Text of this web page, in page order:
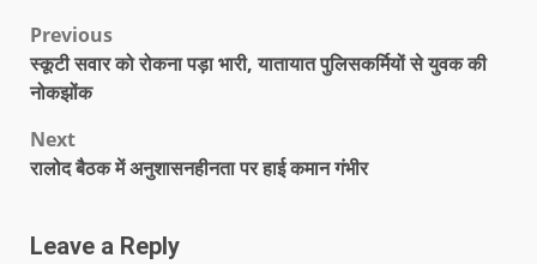
Previous
स्कूटी सवार को रोकना पड़ा भारी, यातायात पुलिसकर्मियों से युवक की
नोकझोंक
Next
रालोद बैठक में अनुशासनहीनता पर हाई कमान गंभीर
Leave a Reply